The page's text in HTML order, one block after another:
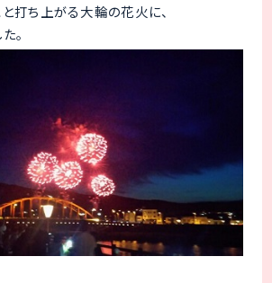
打ち上がる大輪の花火に、
。